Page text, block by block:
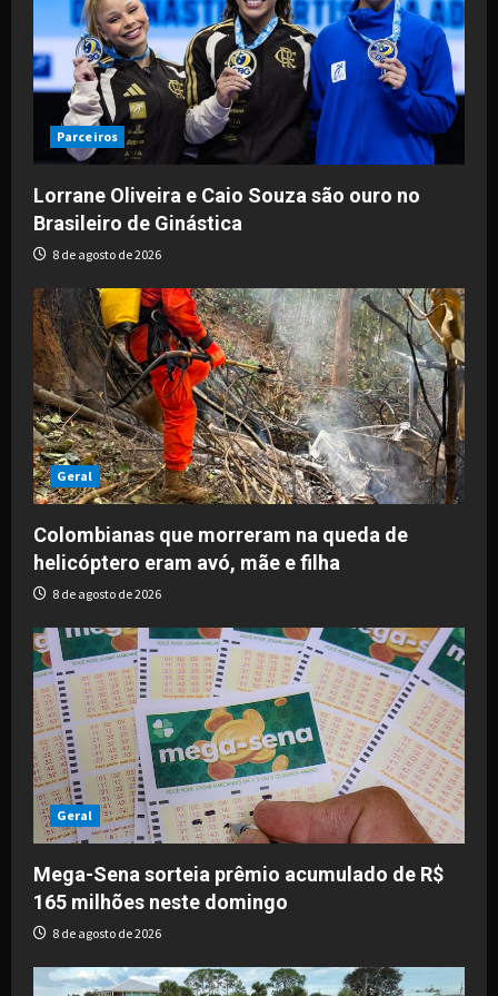
Parceiros
Lorrane Oliveira e Caio Souza são ouro no
Brasileiro de Ginástica
8 de agosto de 2026
Geral
Colombianas que morreram na queda de
helicóptero eram avó, mãe e filha
8 de agosto de 2026
Geral
Mega-Sena sorteia prêmio acumulado de R$
165 milhões neste domingo
8 de agosto de 2026